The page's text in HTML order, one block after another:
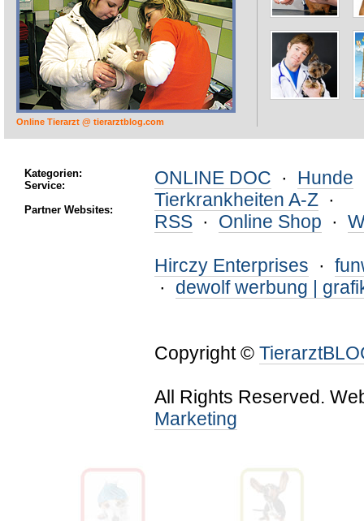
Online Tierarzt @ tierarztblog.com
Kategorien:
Service:
Partner Websites:
ONLINE DOC · Hunde
Tierkrankheiten A-Z ·
RSS · Online Shop ·
Hirczy Enterprises ·
· dewolf werbung |
Copyright ©
All Rights Reserved.
Marketing